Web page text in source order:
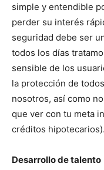
simple y entendible
perder su interés
seguridad debe ser
todos los días
sensible de los
la protección de
nosotros, así como
que ver con tu meta
créditos hipotecarios).
Desarrollo de talento